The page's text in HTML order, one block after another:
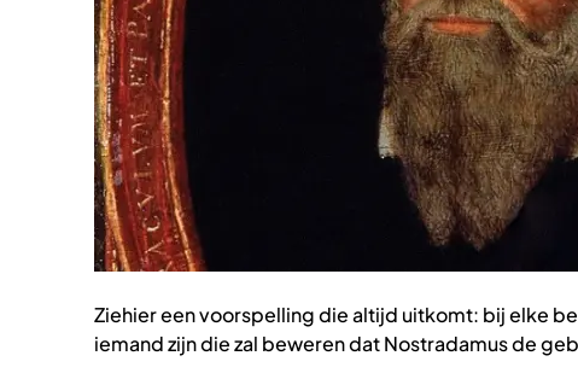
Ziehier een voorspelling die altijd uitkomt: bij elke
iemand zijn die zal beweren dat Nostradamus de